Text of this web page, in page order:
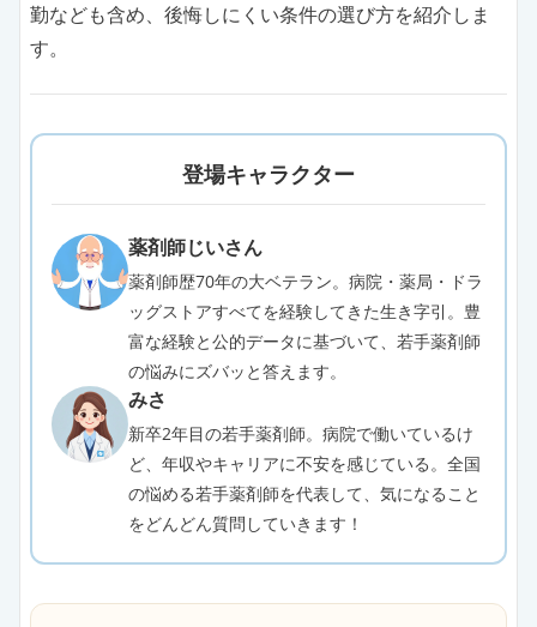
勤なども含め、後悔しにくい条件の選び方を紹介しま
す。
登場キャラクター
薬剤師じいさん
薬剤師歴70年の大ベテラン。病院・薬局・ドラ
ッグストアすべてを経験してきた生き字引。豊
富な経験と公的データに基づいて、若手薬剤師
の悩みにズバッと答えます。
みさ
新卒2年目の若手薬剤師。病院で働いているけ
ど、年収やキャリアに不安を感じている。全国
の悩める若手薬剤師を代表して、気になること
をどんどん質問していきます！